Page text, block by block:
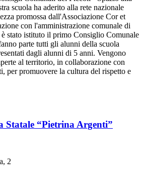
scuola ha aderito alla rete nazionale
promossa dall'Associazione Cor et
con l'amministrazione comunale di
stato istituto il primo Consiglio Comunale
parte tutti gli alunni della scuola
dagli alunni di 5 anni. Vengono
al territorio, in collaborazione con
per promuovere la cultura del rispetto e
Statale “Pietrina Argenti”
2